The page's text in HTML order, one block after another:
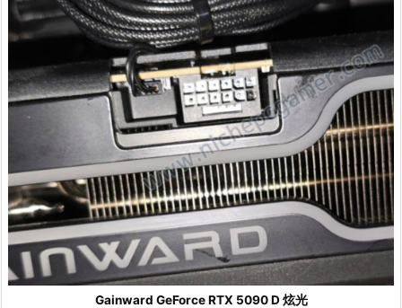
Gainward GeForce RTX 5090 D 炫光